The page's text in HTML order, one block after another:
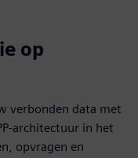
op
verbonden data met
architectuur in het
opvragen en